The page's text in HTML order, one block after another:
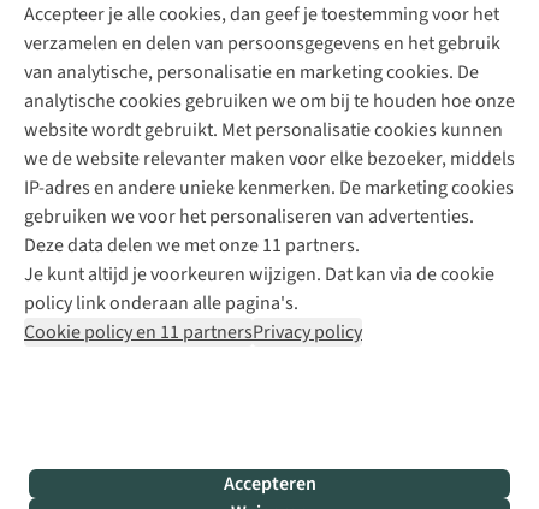
Accepteer je alle cookies, dan geef je toestemming voor het
verzamelen en delen van persoonsgegevens en het gebruik
van analytische, personalisatie en marketing cookies. De
analytische cookies gebruiken we om bij te houden hoe onze
website wordt gebruikt. Met personalisatie cookies kunnen
we de website relevanter maken voor elke bezoeker, middels
IP-adres en andere unieke kenmerken. De marketing cookies
gebruiken we voor het personaliseren van advertenties.
Deze data delen we met onze 11 partners.
Je kunt altijd je voorkeuren wijzigen. Dat kan via de cookie
policy link onderaan alle pagina's.
Cookie policy en 11 partnersPrivacy policy
Accepteren
+31 (0)85 888 50 88
+31 6 12 28 49 80
Contactformulier
Bever